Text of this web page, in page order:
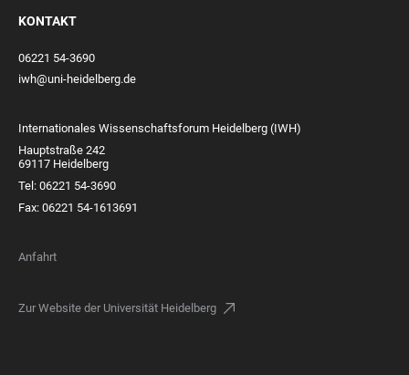
KONTAKT
06221 54-3690
iwh@uni-heidelberg.de
Internationales Wissenschaftsforum Heidelberg (IWH)
Hauptstraße 242
69117 Heidelberg
Tel: 06221 54-3690
Fax: 06221 54-1613691
Anfahrt
Zur Website der Universität Heidelberg